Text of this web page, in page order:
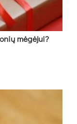
mėgėjui?